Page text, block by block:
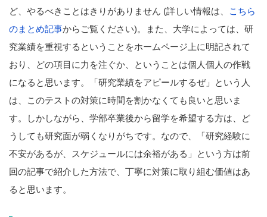
ど、やるべきことはきりがありません (詳しい情報は、
こちら
のまとめ記事からご覧ください)。また、大学によっては、研
究業績を重視するということをホームページ上に明記されて
おり、どの項目に力を注ぐか、ということは個人個人の作戦
になると思います。「研究業績をアピールするぜ」という人
は、このテストの対策に時間を割かなくても良いと思いま
す。しかしながら、学部卒業後から留学を希望する方は、ど
うしても研究面が弱くなりがちです。なので、「研究経験に
不安があるが、スケジュールには余裕がある」という方は前
回の記事で紹介した方法で、丁寧に対策に取り組む価値はあ
ると思います。